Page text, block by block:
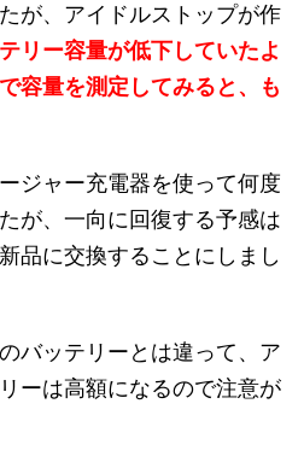
が、アイドルストップが作
リー容量が低下していたよ
容量を測定してみると、も
ジャー充電器を使って何度
が、一向に回復する予感は
品に交換することにしまし
バッテリーとは違って、ア
ーは高額になるので注意が